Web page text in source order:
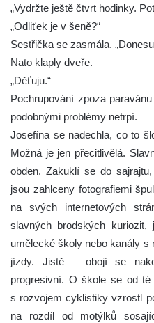
„Vydržte ještě čtvrt hodinky.
„Odliťek je v šeně?“
Sestřička se zasmála.
Nato klaply dveře.
„Děťuju.“
Pochrupování zpoza
podobnými problémy netrpí.
Josefína se nadechla, co to
Možná je jen přecitlivělá.
obden. Zakuklí se do
jsou zahlceny fotografiemi
na svých internetových
slavných brodských
umělecké školy nebo kanály
jízdy. Jistě – obojí se
progresivní. O škole se od
s rozvojem cyklistiky vzrostl
na rozdíl od motýlků